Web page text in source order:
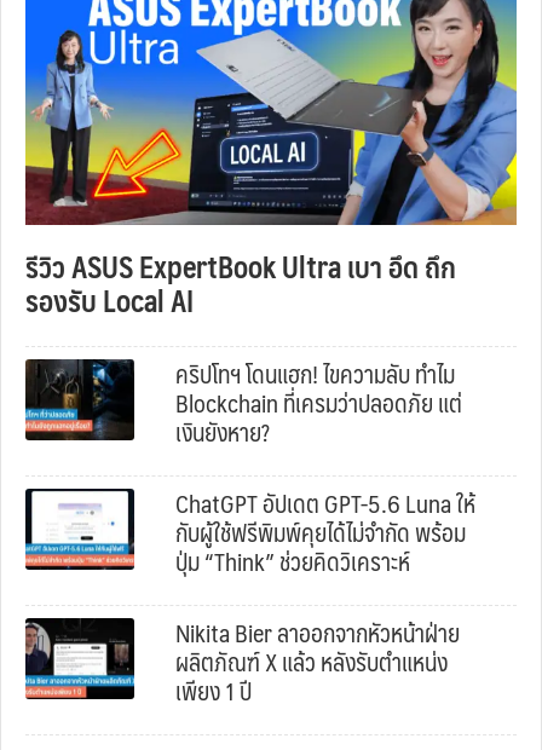
รีวิว ASUS ExpertBook Ultra เบา อึด ถึก
รองรับ Local AI
คริปโทฯ โดนแฮก! ไขความลับ ทำไม
Blockchain ที่เครมว่าปลอดภัย แต่
เงินยังหาย?
ChatGPT อัปเดต GPT-5.6 Luna ให้
กับผู้ใช้ฟรีพิมพ์คุยได้ไม่จำกัด พร้อม
ปุ่ม “Think” ช่วยคิดวิเคราะห์
Nikita Bier ลาออกจากหัวหน้าฝ่าย
ผลิตภัณฑ์ X แล้ว หลังรับตำแหน่ง
เพียง 1 ปี